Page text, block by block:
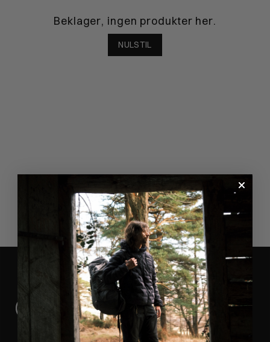
Beklager, ingen produkter her.
NULSTIL